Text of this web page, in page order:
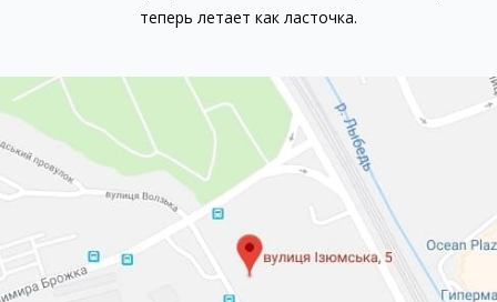
теперь летает как ласточка.